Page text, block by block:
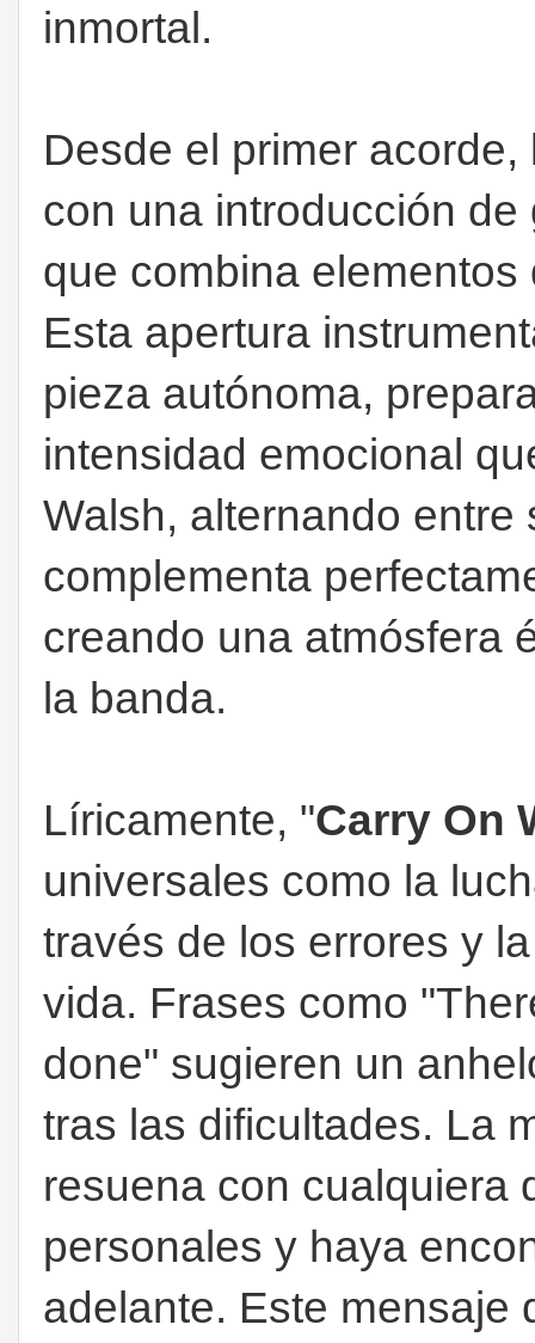
inmortal.
Desde el primer
con una introducción
que combina
Esta apertura
pieza autónoma,
intensidad emocional
Walsh, alternando
complementa
creando una atmósfera
la banda.
Líricamente, "Carry On
universales como la
través de los errores y
vida. Frases como
done" sugieren un
tras las dificultades. La
resuena con cualquiera
personales y haya
adelante. Este mensaje